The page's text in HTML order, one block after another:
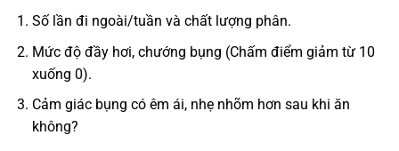
Số lần đi ngoài/tuần và chất lượng phân.
Mức độ đầy hơi, chướng bụng (Chấm điểm giảm từ 10
xuống 0).
Cảm giác bụng có êm ái, nhẹ nhõm hơn sau khi ăn
không?